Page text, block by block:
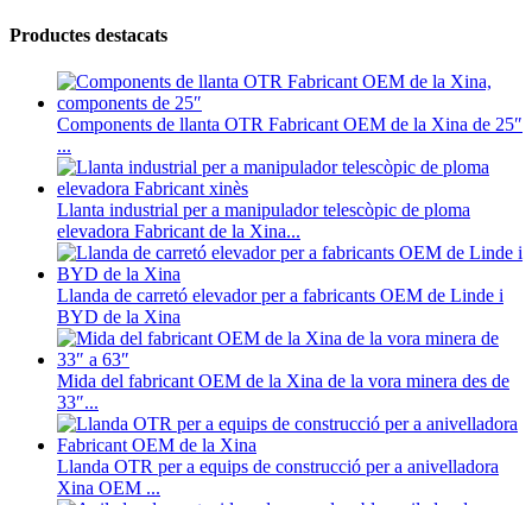
Productes destacats
Components de llanta OTR Fabricant OEM de la Xina de 25″
...
Llanta industrial per a manipulador telescòpic de ploma
elevadora Fabricant de la Xina...
Llanda de carretó elevador per a fabricants OEM de Linde i
BYD de la Xina
Mida del fabricant OEM de la Xina de la vora minera des de
33″...
Llanda OTR per a equips de construcció per a anivelladora
Xina OEM ...